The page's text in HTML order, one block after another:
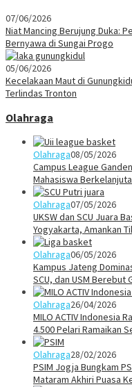
07/06/2026
Niat Mancing Berujung Duka:
Bernyawa di Sungai Progo
05/06/2026
Kecelakaan Maut di
Terlindas Tronton
Olahraga
Olahraga08/05/2026
Campus League
Mahasiswa
Olahraga07/05/2026
UKSW dan SCU Juara
Yogyakarta, Amankan
Olahraga06/05/2026
Kampus Jateng
SCU, dan USM Berebut
Olahraga26/04/2026
MILO ACTIV Indonesia
4.500 Pelari Ramaikan
Olahraga28/02/2026
PSIM Jogja Bungkam
Mataram Akhiri Puasa